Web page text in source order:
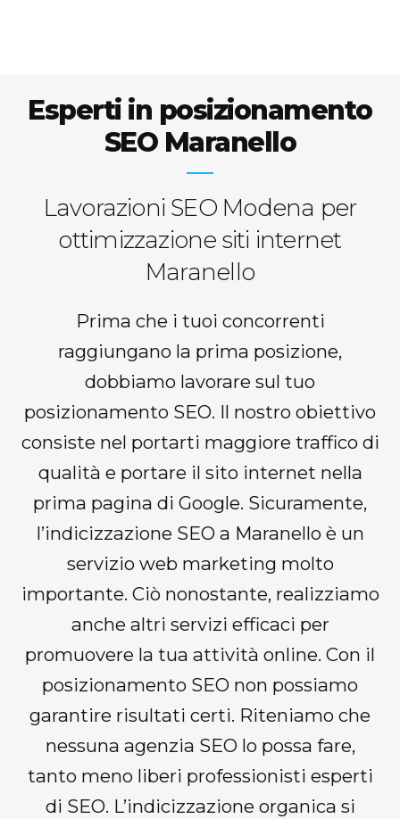
Esperti in posizionamento
SEO Maranello
Lavorazioni SEO Modena per
ottimizzazione siti internet
Maranello
Prima che i tuoi concorrenti
raggiungano la prima posizione,
dobbiamo lavorare sul tuo
posizionamento SEO. Il nostro obiettivo
consiste nel portarti maggiore traffico di
qualità e portare il sito internet nella
prima pagina di Google. Sicuramente,
l’indicizzazione SEO a Maranello è un
servizio web marketing molto
importante. Ciò nonostante, realizziamo
anche altri servizi efficaci per
promuovere la tua attività online. Con il
posizionamento SEO non possiamo
garantire risultati certi. Riteniamo che
nessuna agenzia SEO lo possa fare,
tanto meno liberi professionisti esperti
di SEO. L’indicizzazione organica si